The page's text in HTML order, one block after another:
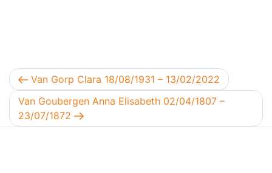
Berichtnavigatie
Vorig bericht
Van Gorp Clara 18/08/1931 – 13/02/2022
Volgend bericht
Van Goubergen Anna Elisabeth 02/04/1807 –
23/07/1872